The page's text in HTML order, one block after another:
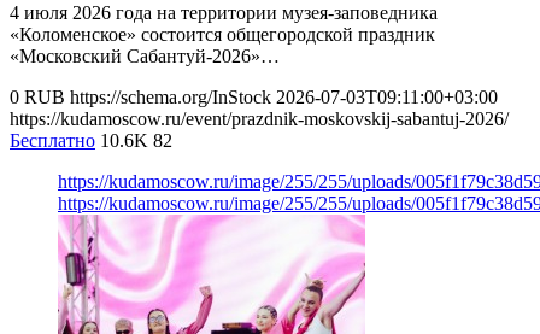
4 июля 2026 года на территории музея-заповедника
«Коломенское» состоится общегородской праздник
«Московский Сабантуй-2026»…
0 RUB https://schema.org/InStock 2026-07-03T09:11:00+03:00
https://kudamoscow.ru/event/prazdnik-moskovskij-sabantuj-2026/
Бесплатно 10.6K 82
https://kudamoscow.ru/image/255/255/uploads/
https://kudamoscow.ru/image/255/255/uploads/